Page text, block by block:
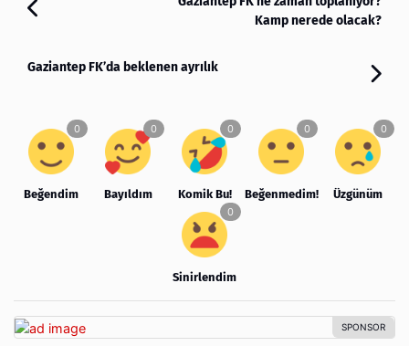
Kamp nerede olacak?
Gaziantep FK’da beklenen ayrılık
Beğendim Bayıldım Komik Bu! Beğenmedim! Üzgünüm
Sinirlendim